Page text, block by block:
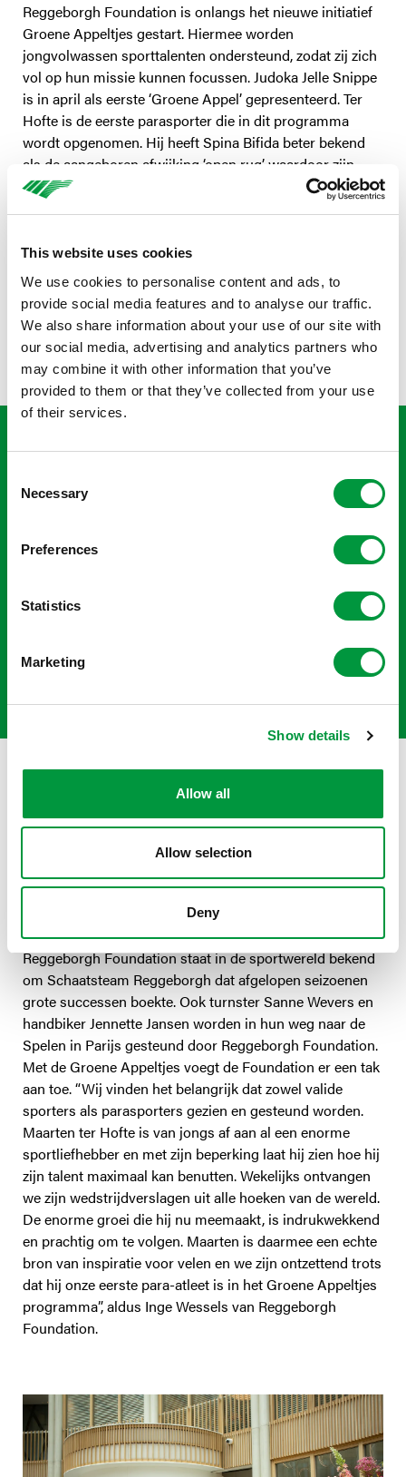
This website uses cookies
We use cookies to personalise content and ads, to
provide social media features and to analyse our traffic.
We also share information about your use of our site with
our social media, advertising and analytics partners who
may combine it with other information that you’ve
provided to them or that they’ve collected from your use
of their services.
Selection
Necessary
Preferences
Statistics
Marketing
Show details
Allow all
Allow selection
Deny
Reggeborgh Foundation is onlangs het nieuwe initiatief
Groene Appeltjes gestart. Hiermee worden
jongvolwassen sporttalenten ondersteund, zodat zij zich
vol op hun missie kunnen focussen. Judoka Jelle Snippe
is in april als eerste ‘Groene Appel’ gepresenteerd. Ter
Hofte is de eerste parasporter die in dit programma
wordt opgenomen. Hij heeft Spina Bifida beter bekend
als de aangeboren afwijking ‘open rug’, waardoor zijn
onderbenen minder spierkracht hebben. Als 7-jarige
jongen had hij niet voor ogen dat rolstoeltennis ooit zijn
zijn benen hem niet meer konden dragen, werden de
voetbalschoenen verruild voor een tennisracket. Het
bleek een gouden zet; al snel werd Ter Hofte gescout als
talent voor de Nederlandse tennisselectie, waar hij nog
altijd deel van uitmaakt.
“Dat ik nu ook tot de Reggeborgh
geweldig. Ik hoor er gewoon bij. Het
enorm trots. Het motiveert mij nog
meer om mijn dromen na te jagen en
om hopelijk in 2028 naar de
Paralympische Spelen in Los Angeles
Die droom zou zomaar eerder in vervulling kunnen gaan.
Er bestaat zelfs een kans dat hij dit jaar als
dubbelpartner zijn debuut gaat maken op de
moment in bloedvorm en is daardoor met sprongen
gestegen op de wereldranglijst.
Reggeborgh Foundation staat in de sportwereld bekend
om Schaatsteam Reggeborgh dat afgelopen seizoenen
grote successen boekte. Ook turnster Sanne Wevers en
handbiker Jennette Jansen worden in hun weg naar de
Spelen in Parijs gesteund door Reggeborgh Foundation.
Met de Groene Appeltjes voegt de Foundation er een tak
aan toe. “Wij vinden het belangrijk dat zowel valide
sporters als parasporters gezien en gesteund worden.
Maarten ter Hofte is van jongs af aan al een enorme
sportliefhebber en met zijn beperking laat hij zien hoe hij
zijn talent maximaal kan benutten. Wekelijks ontvangen
we zijn wedstrijdverslagen uit alle hoeken van de wereld.
De enorme groei die hij nu meemaakt, is indrukwekkend
en prachtig om te volgen. Maarten is daarmee een echte
bron van inspiratie voor velen en we zijn ontzettend trots
dat hij onze eerste para-atleet is in het Groene Appeltjes
programma”, aldus Inge Wessels van Reggeborgh
Foundation.